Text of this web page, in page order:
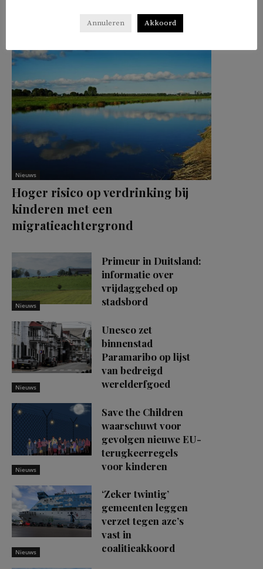
Nieuws
Hoger risico op verdrinking bij
kinderen met een
migratieachtergrond
Nieuws
Primeur in Duitsland:
informatie over
vrijdaggebed op
stadsbord
Nieuws
Unesco zet
binnenstad
Paramaribo op lijst
van bedreigd
werelderfgoed
Nieuws
Save the Children
waarschuwt voor
gevolgen nieuwe EU-
terugkeerregels
voor kinderen
Nieuws
‘Zeker twintig’
gemeenten leggen
verzet tegen azc’s
vast in
coalitieakkoord
Annuleren Akkoord